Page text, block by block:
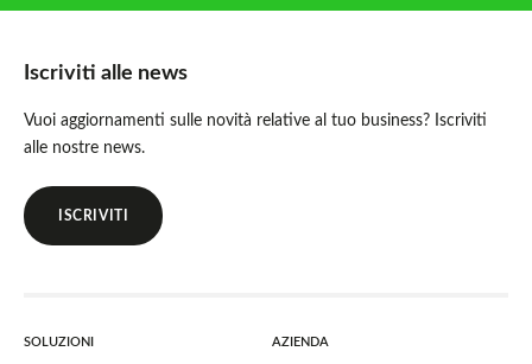
Iscriviti alle news
Vuoi aggiornamenti sulle novità relative al tuo business? Iscriviti
alle nostre news.
ISCRIVITI
SOLUZIONI AZIENDA